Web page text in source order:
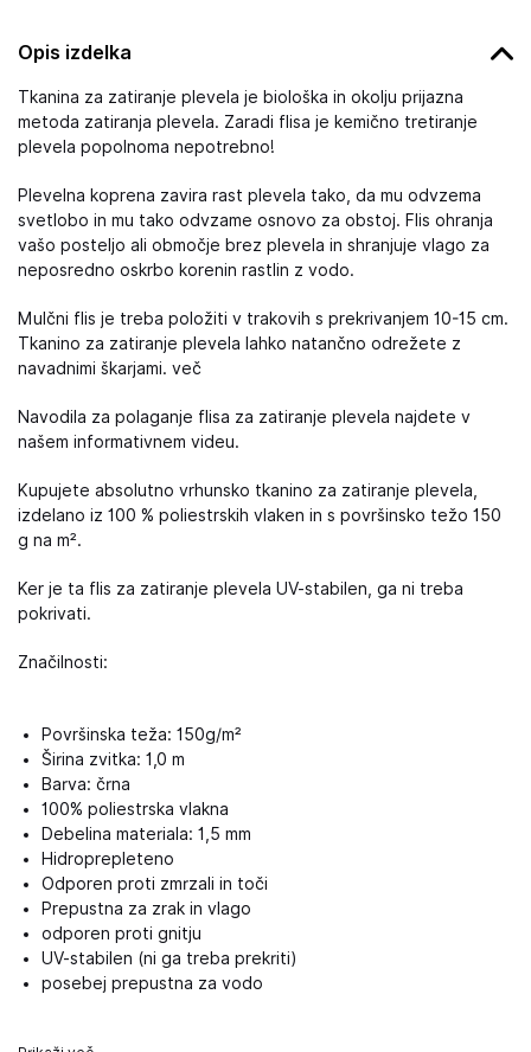
Opis izdelka
Tkanina za zatiranje plevela je biološka in okolju prijazna
metoda zatiranja plevela. Zaradi flisa je kemično tretiranje
plevela popolnoma nepotrebno!
Plevelna koprena zavira rast plevela tako, da mu odvzema
svetlobo in mu tako odvzame osnovo za obstoj. Flis ohranja
vašo posteljo ali območje brez plevela in shranjuje vlago za
neposredno oskrbo korenin rastlin z vodo.
Mulčni flis je treba položiti v trakovih s prekrivanjem 10-15 cm.
Tkanino za zatiranje plevela lahko natančno odrežete z
navadnimi škarjami. več
Navodila za polaganje flisa za zatiranje plevela najdete v
našem informativnem videu.
Kupujete absolutno vrhunsko tkanino za zatiranje plevela,
izdelano iz 100 % poliestrskih vlaken in s površinsko težo 150
g na m².
Ker je ta flis za zatiranje plevela UV-stabilen, ga ni treba
pokrivati.
Značilnosti:
Površinska teža: 150g/m²
Širina zvitka: 1,0 m
Barva: črna
100% poliestrska vlakna
Debelina materiala: 1,5 mm
Hidroprepleteno
Odporen proti zmrzali in toči
Prepustna za zrak in vlago
odporen proti gnitju
UV-stabilen (ni ga treba prekriti)
posebej prepustna za vodo